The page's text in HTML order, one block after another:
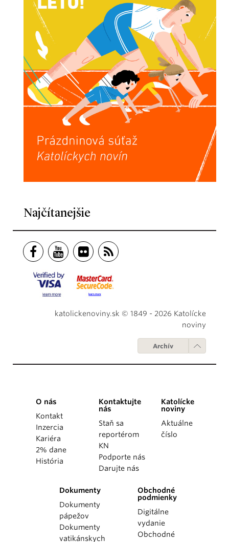
Najčítanejšie
katolickenoviny.sk © 1849 - 2026 Katolícke
noviny
Archív
O nás
Kontakt
Inzercia
Kariéra
2% dane
História
Kontaktujte
nás
Staň sa
reportérom
KN
Podporte nás
Darujte nás
Katolícke
noviny
Aktuálne
číslo
Dokumenty
Dokumenty
pápežov
Dokumenty
vatikánskych
Obchodné
podmienky
Digitálne
vydanie
Obchodné